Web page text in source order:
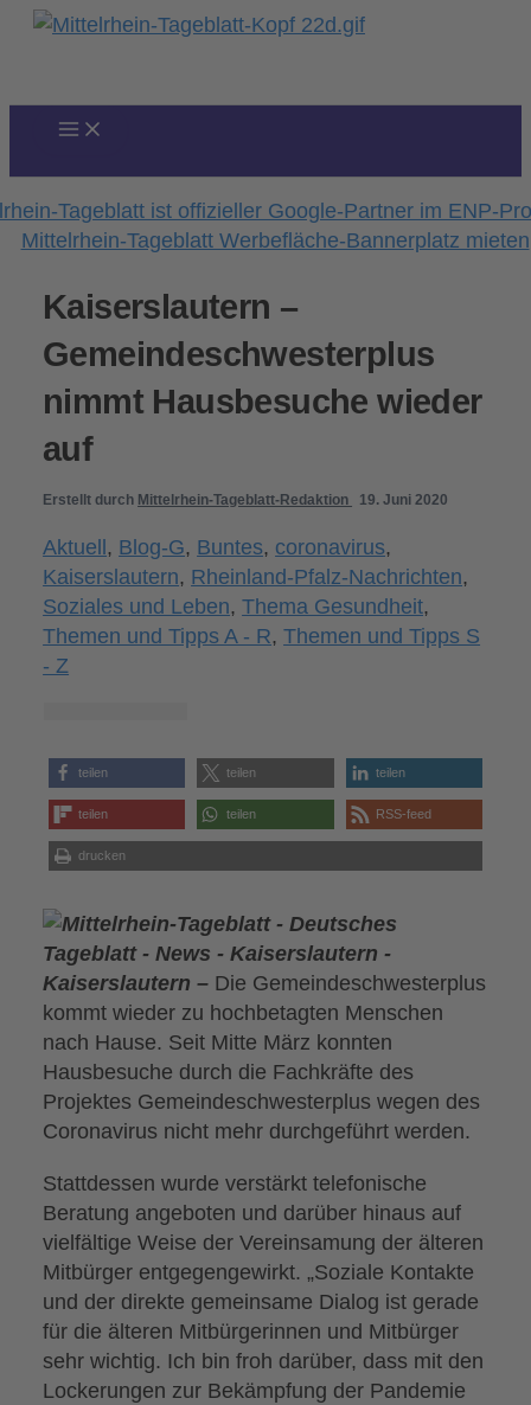
Zum
Kaiserslautern –
Gemeindeschwesterplus
nimmt Hausbesuche wieder
auf
Erstellt durch Mittelrhein-Tageblatt-Redaktion 19. Juni 2020
Aktuell, Blog-G, Buntes, coronavirus,
Kaiserslautern, Rheinland-Pfalz-Nachrichten,
Soziales und Leben,Thema Gesundheit,
Themen und Tipps A - R,Themen und Tipps S
- Z
teilen teilen teilen
teilen teilen RSS-feed
drucken
Kaiserslautern – Die Gemeindeschwesterplus
kommt wieder zu hochbetagten Menschen
nach Hause. Seit Mitte März konnten
Hausbesuche durch die Fachkräfte des
Projektes Gemeindeschwesterplus wegen des
Coronavirus nicht mehr durchgeführt werden.
Stattdessen wurde verstärkt telefonische
Beratung angeboten und darüber hinaus auf
vielfältige Weise der Vereinsamung der älteren
Mitbürger entgegengewirkt. „Soziale Kontakte
und der direkte gemeinsame Dialog ist gerade
für die älteren Mitbürgerinnen und Mitbürger
sehr wichtig. Ich bin froh darüber, dass mit den
Lockerungen zur Bekämpfung der Pandemie